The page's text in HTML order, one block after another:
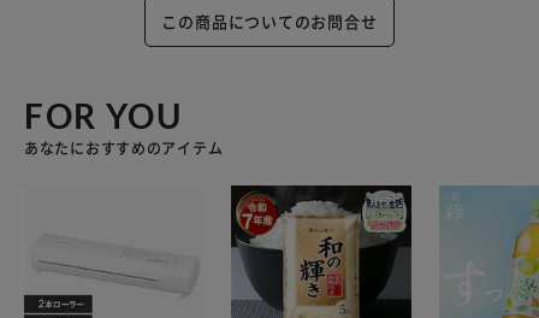
この商品についてのお問合せ
FOR YOU
あなたにおすすめのアイテム